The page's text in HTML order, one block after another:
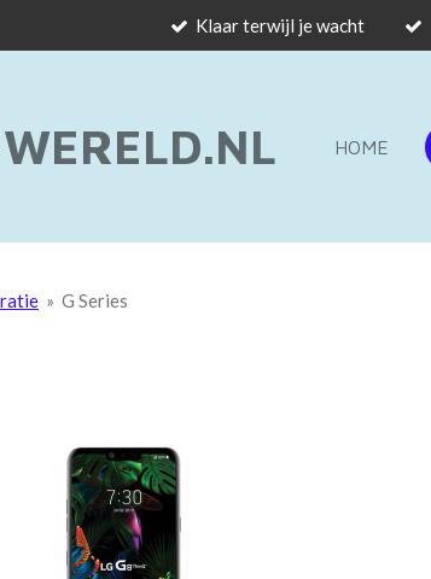
Klaar terwijl je wacht
HOME
» G Series